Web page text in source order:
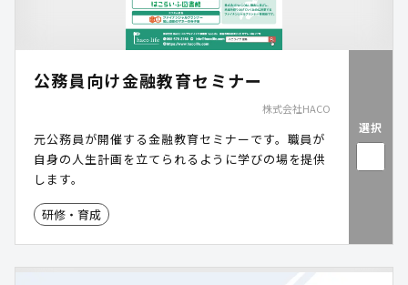
公務員向け金融教育セミナー
株式会社HACO
元公務員が開催する金融教育セミナーです。職員が
自身の人生計画を立てられるように学びの場を提供
します。
研修・育成
選択